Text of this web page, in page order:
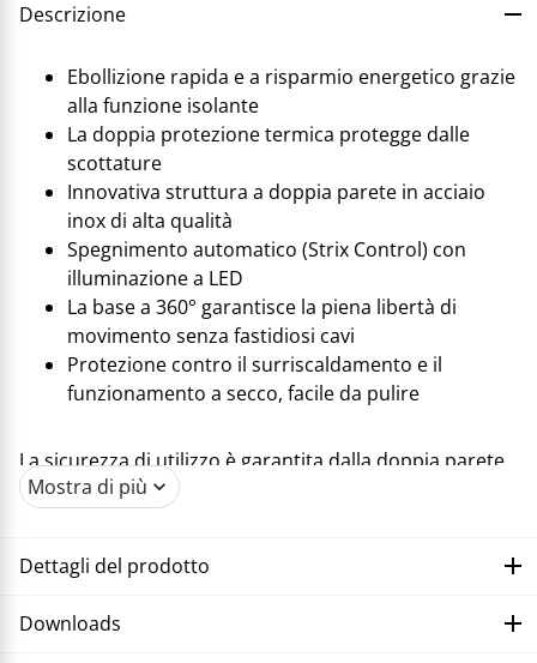
Descrizione
Ebollizione rapida e a risparmio energetico grazie
alla funzione isolante
La doppia protezione termica protegge dalle
scottature
Innovativa struttura a doppia parete in acciaio
inox di alta qualità
Spegnimento automatico (Strix Control) con
illuminazione a LED
La base a 360° garantisce la piena libertà di
movimento senza fastidiosi cavi
Protezione contro il surriscaldamento e il
funzionamento a secco, facile da pulire
La sicurezza di utilizzo è garantita dalla doppia parete
del bollitore "Comfort Touch". La doppia protezione
protezione ha anche una funzione isolante. Di
velocemente e con maggiore efficienza energetica
Mostra di più
Dettagli del prodotto
Downloads